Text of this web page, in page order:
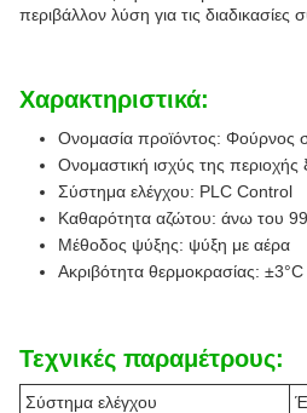
περιβάλλον λύση για τις διαδικασίες
Χαρακτηριστικά:
Ονομασία προϊόντος: Φούρνος
Ονομαστική ισχύς της
Σύστημα ελέγχου: PLC Control
Καθαρότητα αζώτου: άνω του
Μέθοδος ψύξης: ψύξη με αέρα
Ακριβότητα θερμοκρασίας: ±3°C
Τεχνικές παραμέτρους:
Σύστημα ελέγχου